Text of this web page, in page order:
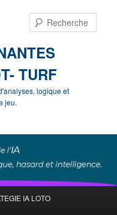
TURF
logique et
jeu.
IA LOTO